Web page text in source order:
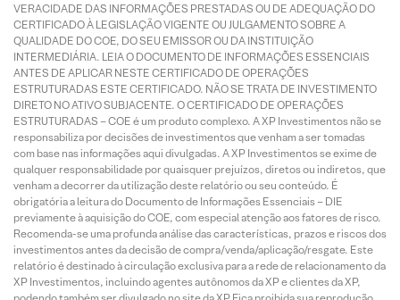
VERACIDADE DAS INFORMAÇÕES PRESTADAS OU DE ADEQUAÇÃO DO
CERTIFICADO À LEGISLAÇÃO VIGENTE OU JULGAMENTO SOBRE A
QUALIDADE DO COE, DO SEU EMISSOR OU DA INSTITUIÇÃO
INTERMEDIÁRIA. LEIA O DOCUMENTO DE INFORMAÇÕES ESSENCIAIS
ANTES DE APLICAR NESTE CERTIFICADO DE OPERAÇÕES
ESTRUTURADAS ESTE CERTIFICADO. NÃO SE TRATA DE INVESTIMENTO
DIRETO NO ATIVO SUBJACENTE. O CERTIFICADO DE OPERAÇÕES
ESTRUTURADAS – COE é um produto complexo. A XP Investimentos não se
responsabiliza por decisões de investimentos que venham a ser tomadas
com base nas informações aqui divulgadas. A XP Investimentos se exime de
qualquer responsabilidade por quaisquer prejuízos, diretos ou indiretos, que
venham a decorrer da utilização deste relatório ou seu conteúdo. É
obrigatória a leitura do Documento de Informações Essenciais – DIE
previamente à aquisição do COE, com especial atenção aos fatores de risco.
Recomenda-se uma profunda análise das características, prazos e riscos dos
investimentos antes da decisão de compra/venda/aplicação/resgate. Este
relatório é destinado à circulação exclusiva para a rede de relacionamento da
XP Investimentos, incluindo agentes autônomos da XP e clientes da XP,